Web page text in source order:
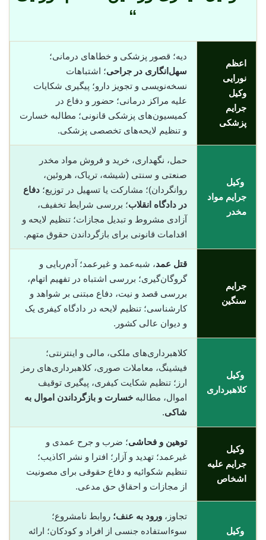
“
اعظم
نورایی
وکیل
جرایم
پزشکی
دیه؛ قصور پزشکی و خطاهای درمانی؛
سهل‌انگاری در جراحی؛ اشتباهات
نسخه‌نویسی و تجویز دارو؛ پیگیری شکایات
علیه مراکز درمانی؛ حضور و دفاع در
کمیسیون‌های پزشکی قانونی؛ مطالبه خسارت
و تنظیم لایحه‌های تخصصی پزشکی.
وکیل
جرایم مواد
مخدر
حمل، نگهداری، خرید و فروش مواد مخدر
صنعتی و سنتی (شیشه، تریاک، هروئین،
روانگردان)؛ مشارکت یا تسهیل در توزیع؛ دفاع
در دادگاه انقلاب؛ بررسی شرایط تخفیف،
آزادی مشروط و تبدیل مجازات؛ تنظیم لایحه و
اقدامات قانونی برای بازگرداندن حقوق متهم.
جرایم
سنگین
قتل عمد، شبه‌عمد و غیرعمد؛ آدم‌ربایی و
گروگان‌گیری؛ بررسی اشتباه در تفهیم اتهام،
بررسی قصد و نیت، دفاع مبتنی بر شواهد و
کارشناسی؛ تنظیم لایحه در دادگاه کیفری یک
و دیوان عالی کشور.
وکیل
کلاهبرداری
کلاهبرداری‌های ملکی، مالی و اینترنتی؛
فیشینگ، معاملات صوری، کلاهبرداری‌های رمز
ارز؛ تنظیم شکایت کیفری، پیگیری توقیف
اموال، مطالبه خسارت و بازگرداندن اموال به
شاکی.
وکیل
جرایم علیه
اشخاص
توهین و فحاشی؛ ضرب و جرح عمدی و
غیرعمد؛ تهدید و آزار؛ افترا و نشر اکاذیب؛
تنظیم شکوائیه و دفاع حقوقی برای مصونیت
از مجازات و احقاق حق مدعی.
وکیل
تجاوز، ورود به عنف؛ روابط نامشروع؛
سوءاستفاده جنسی از افراد و کودکان؛ ارائه